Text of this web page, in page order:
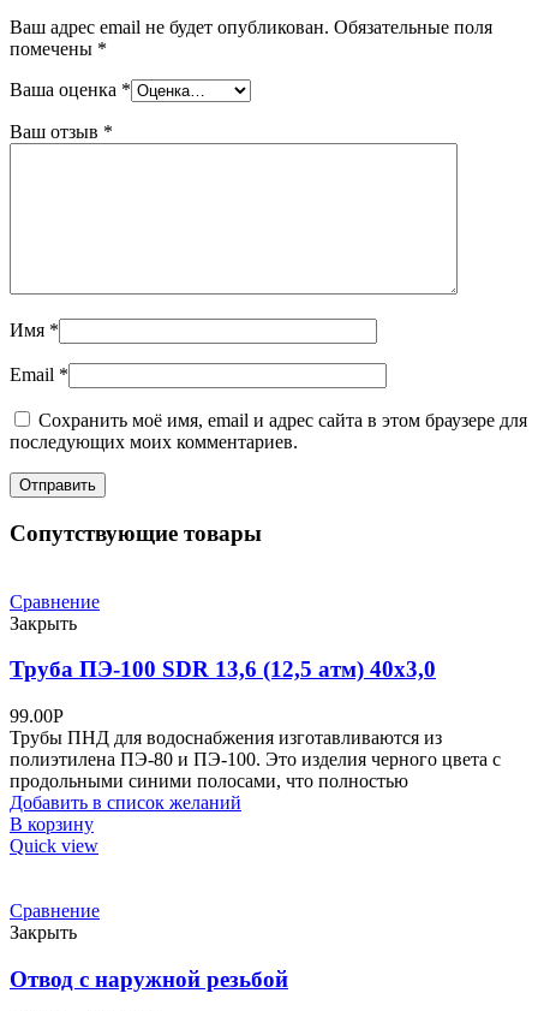
Ваш адрес email не будет опубликован. Обязательные поля
помечены *
Ваша оценка *
Ваш отзыв *
Имя *
Email *
Сохранить моё имя, email и адрес сайта в этом браузере для
последующих моих комментариев.
Сопутствующие товары
Сравнение
Закрыть
Труба ПЭ-100 SDR 13,6 (12,5 атм) 40х3,0
99.00Р
Трубы ПНД для водоснабжения изготавливаются из
полиэтилена ПЭ-80 и ПЭ-100. Это изделия черного цвета с
продольными синими полосами, что полностью
Добавить в список желаний
В корзину
Quick view
Сравнение
Закрыть
Отвод c наружной резьбой